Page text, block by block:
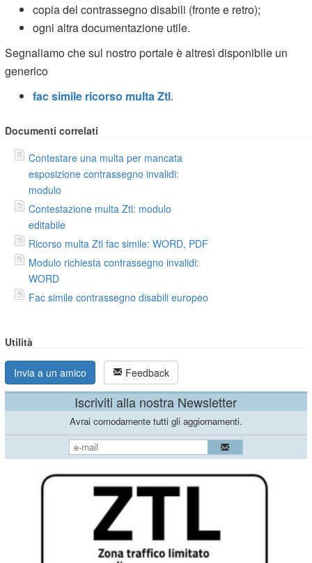
copia del contrassegno disabili (fronte e retro);
ogni altra documentazione utile.
Segnaliamo che sul nostro portale è altresì disponibile un
generico
fac simile ricorso multa Ztl.
Documenti correlati
Contestare una multa per mancata
esposizione contrassegno invalidi:
modulo
Contestazione multa Ztl: modulo
editabile
Ricorso multa Ztl fac simile: WORD, PDF
Modulo richiesta contrassegno invalidi:
WORD
Fac simile contrassegno disabili europeo
Utilità
Invia a un amico Feedback
Iscriviti alla nostra Newsletter
Avrai comodamente tutti gli aggiornamenti.